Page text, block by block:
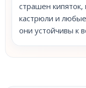
страшен кипяток,
кастрюли и
они устойчивы к